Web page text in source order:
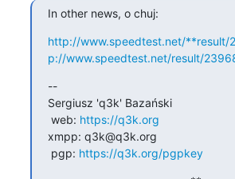
In other news, o chuj:
http://www.speedtest.net/**result/
p://www.speedtest.net/result/
--
Sergiusz 'q3k' Bazański
web: https://q3k.org
xmpp: q3k@q3k.org
pgp: https://q3k.org/pgpkey